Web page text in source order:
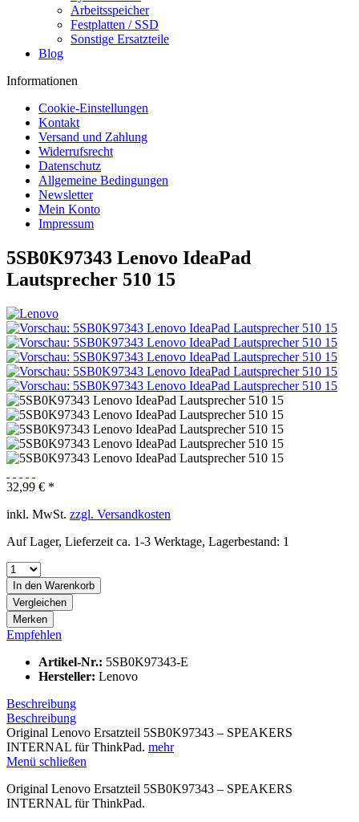
Arbeitsspeicher
Festplatten / SSD
Sonstige Ersatzteile
Blog
Informationen
Cookie-Einstellungen
Kontakt
Versand und Zahlung
Widerrufsrecht
Datenschutz
Allgemeine Bedingungen
Newsletter
Mein Konto
Impressum
5SB0K97343 Lenovo IdeaPad
Lautsprecher 510 15
32,99 € *
inkl. MwSt. zzgl. Versandkosten
Auf Lager, Lieferzeit ca. 1-3 Werktage, Lagerbestand: 1
In den Warenkorb
Vergleichen
Merken
Empfehlen
Artikel-Nr.: 5SB0K97343-E
Hersteller: Lenovo
Beschreibung
Beschreibung
Original Lenovo Ersatzteil 5SB0K97343 – SPEAKERS
INTERNAL für ThinkPad. mehr
Menü schließen
Original Lenovo Ersatzteil 5SB0K97343 – SPEAKERS
INTERNAL für ThinkPad.